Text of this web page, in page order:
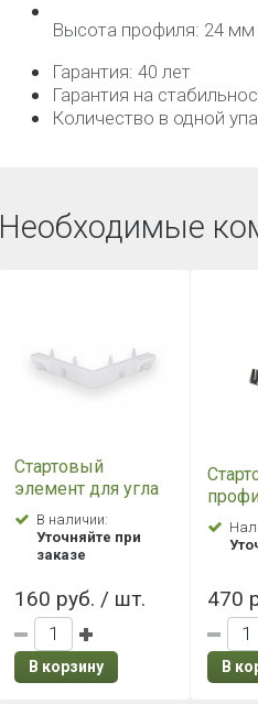
Высота профиля: 24 мм
Гарантия: 40 лет
Гарантия на
Количество в одной
Необходимые
Стартовый
элемент для угла
фасадной панели
Grand Line (Гранд
Лайн)
В наличии:
Уточняйте при
заказе
160 руб. / шт.
В корзину
470
В